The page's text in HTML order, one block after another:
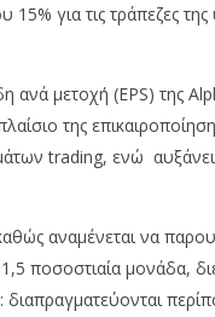
για τις τράπεζες
ανά μετοχή (EPS) της
της
trading, ενώ αυξάνει
αναμένεται να
ποσοστιαία μονάδα,